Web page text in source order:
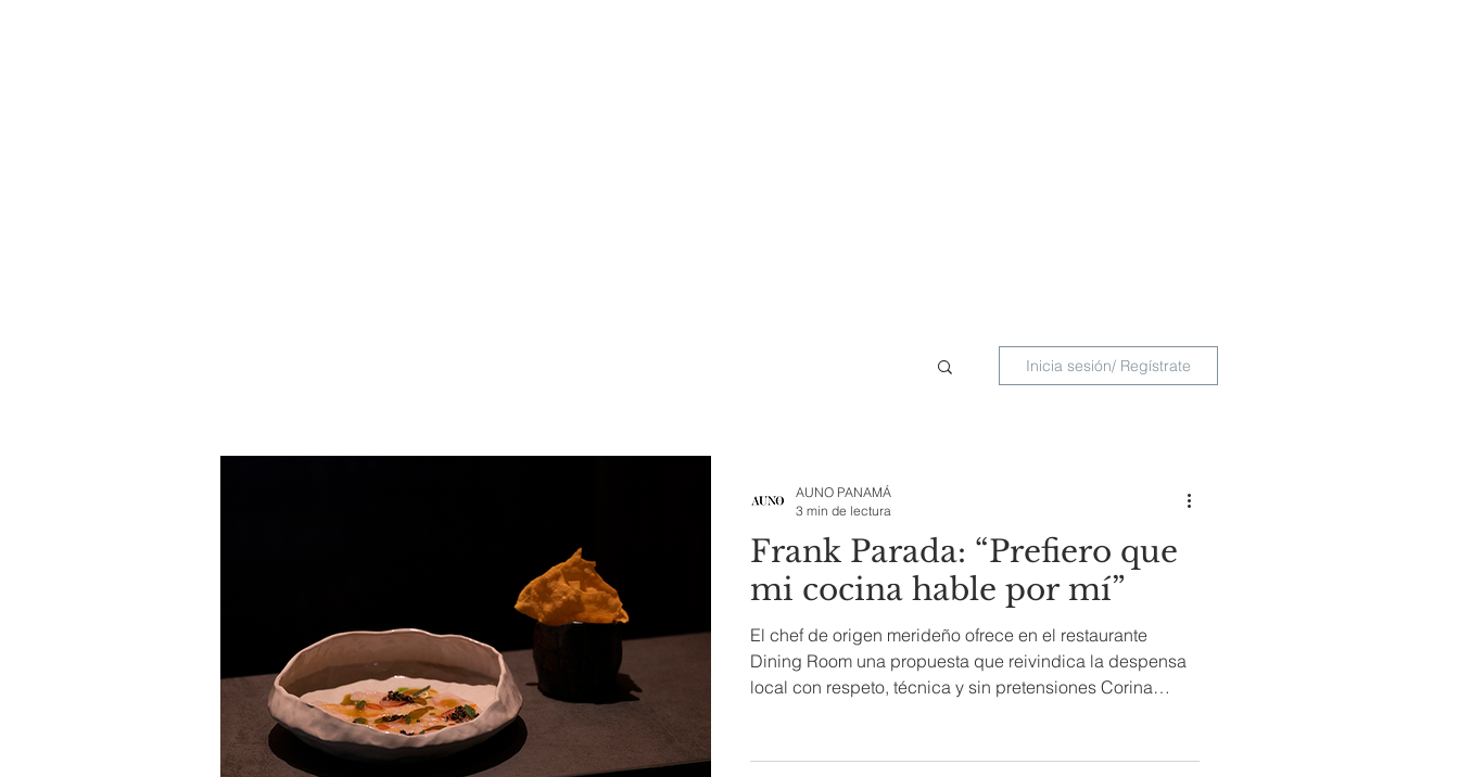
Inicia sesión/ Regístrate
Frank Parada: “Prefiero que
mi cocina hable por mí”
El chef de origen merideño ofrece en el restaurante
Dining Room una propuesta que reivindica la despensa
local con respeto, técnica y sin pretensiones Corina
se han posado sobre Caracas, donde una ola de
AUNO PANAMÁ
3 min de lectura